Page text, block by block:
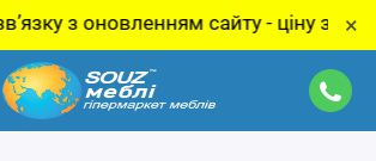
з оновленням сайту - ціну за товар×